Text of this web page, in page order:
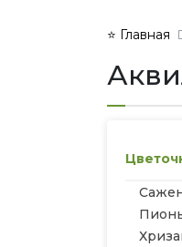
⭐ Главная